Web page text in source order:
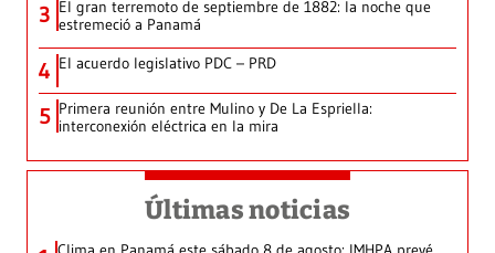
3 El gran terremoto de septiembre de 1882: la noche que
estremeció a Panamá
4 El acuerdo legislativo PDC – PRD
5 Primera reunión entre Mulino y De La Espriella:
interconexión eléctrica en la mira
Últimas noticias